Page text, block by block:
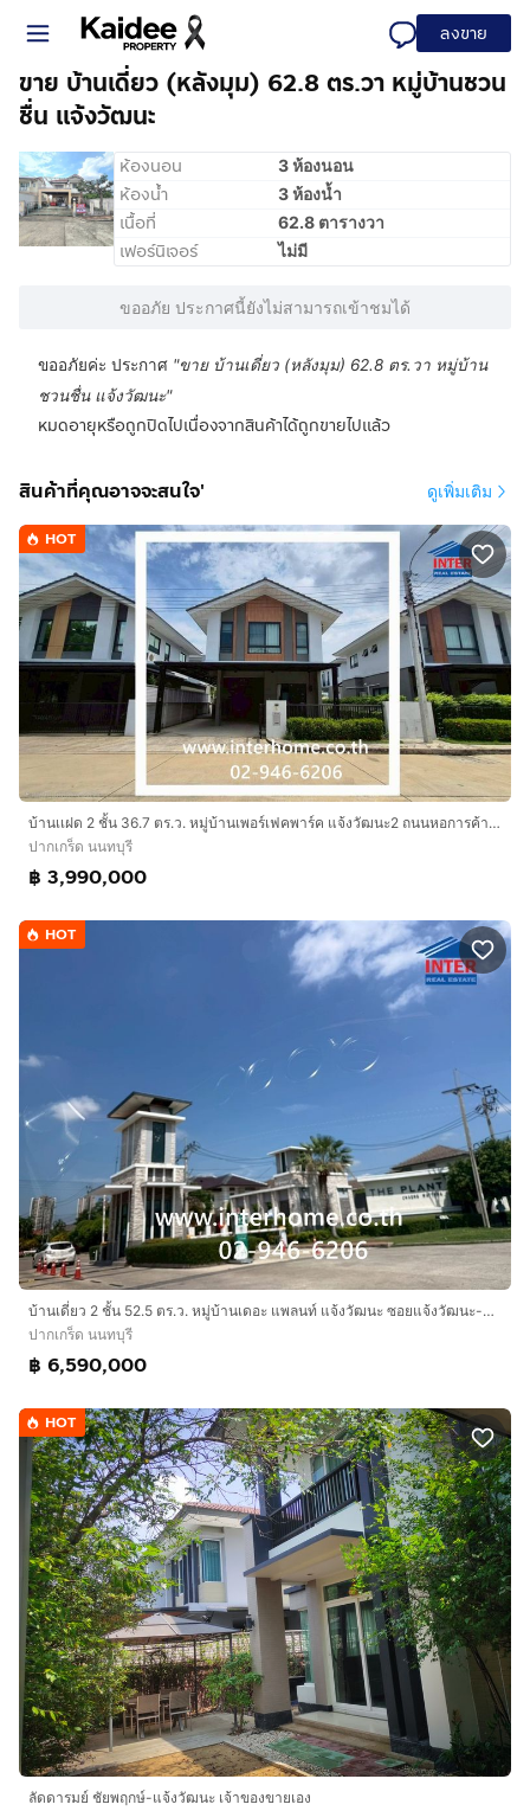
ลงขาย
ขาย บ้านเดี่ยว (หลังมุม) 62.8 ตร.วา หมู่บ้านชวน
ชื่น แจ้งวัฒนะ
ห้องนอน 3 ห้องนอน
ห้องน้ำ 3 ห้องน้ำ
เนื้อที่ 62.8 ตารางวา
เฟอร์นิเจอร์ ไม่มี
ขออภัย ประกาศนี้ยังไม่สามารถเข้าชมได้
ขออภัยค่ะ ประกาศ "ขาย บ้านเดี่ยว (หลังมุม) 62.8 ตร.วา หมู่บ้าน
ชวนชื่น แจ้งวัฒนะ"
หมดอายุหรือถูกปิดไปเนื่องจากสินค้าได้ถูกขายไปแล้ว
สินค้าที่คุณอาจจะสนใจ' ดูเพิ่มเติม
HOT
บ้านเเฝด 2 ชั้น 36.7 ตร.ว. หมู่บ้านเพอร์เฟคพาร์ค แจ้งวัฒนะ2 ถนนหอการค้าไทย ถนนทางหลวงชนบท นนทบุรี2051 ปากเกร็ด นนทบุรี
ปากเกร็ด นนทบุรี
฿ 3,990,000
HOT
บ้านเดี่ยว 2 ชั้น 52.5 ตร.ว. หมู่บ้านเดอะ แพลนท์ แจ้งวัฒนะ ซอยแจ้งวัฒนะ-ปากเกร็ด39 ถนนแจ้งวัฒนะ ปากเกร็ด นนทบุรี
ปากเกร็ด นนทบุรี
฿ 6,590,000
HOT
ลัดดารมย์ ชัยพฤกษ์-แจ้งวัฒนะ เจ้าของขายเอง